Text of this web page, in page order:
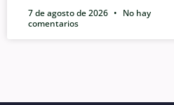
7 de agosto de 2026
No hay
comentarios